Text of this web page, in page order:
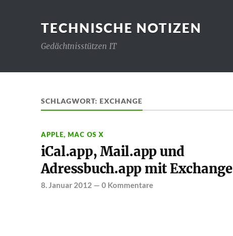
TECHNISCHE NOTIZEN
Gedächtnisstützen IT
SCHLAGWORT: EXCHANGE
APPLE, MAC OS X
iCal.app, Mail.app und
Adressbuch.app mit Exchange
8. Januar 2012 — 0 Kommentare